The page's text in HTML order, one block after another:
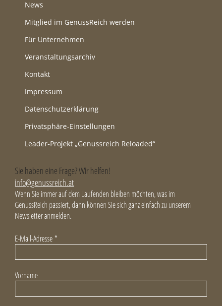
News
Mitglied im GenussReich werden
Für Unternehmen
Veranstaltungsarchiv
Kontakt
Impressum
Datenschutzerklärung
Privatsphäre-Einstellungen
Leader-Projekt „Genussreich Reloaded“
Sie haben eine Frage? Wir helfen!
info@genussreich.at
Wenn Sie immer auf dem Laufenden bleiben möchten, was im
GenussReich passiert, dann können Sie sich ganz einfach zu unserem
Newsletter anmelden.
E-Mail-Adresse *
Vorname